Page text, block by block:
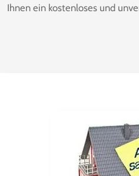
Ihnen ein kostenloses und